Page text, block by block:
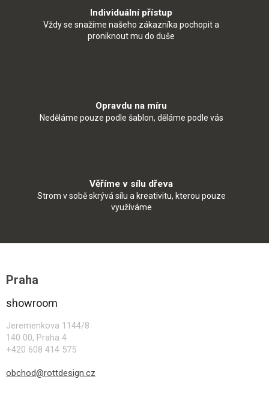
Individuální přístup
Vždy se snažíme našeho zákazníka pochopit a
proniknout mu do duše
Opravdu na míru
Neděláme pouze podle šablon, děláme podle vás
Věříme v sílu dřeva
Strom v sobě skrývá sílu a kreativitu, kterou pouze
využíváme
Praha
showroom
Jeremenkova 1144/8
140 00, Praha 4
+420 608 414 575
obchod@rottdesign.cz